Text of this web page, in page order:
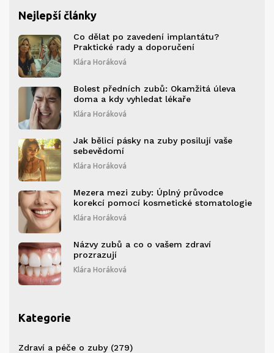
Nejlepší články
Co dělat po zavedení implantátu?
Praktické rady a doporučení
Klára Horáková
Bolest předních zubů: Okamžitá úleva
doma a kdy vyhledat lékaře
Klára Horáková
Jak bělicí pásky na zuby posilují vaše
sebevědomí
Klára Horáková
Mezera mezi zuby: Úplný průvodce
korekcí pomocí kosmetické stomatologie
Klára Horáková
Názvy zubů a co o vašem zdraví
prozrazují
Klára Horáková
Kategorie
Zdraví a péče o zuby (279)